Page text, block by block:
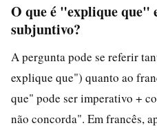
O que é "explique que"
subjuntivo?
A pergunta pode se referir
explique que") quanto ao
que" pode ser imperativo +
não concorda". Em francês,